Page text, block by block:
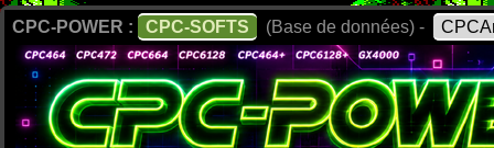
CPC-POWER : CPC-SOFTS (Base de données) -